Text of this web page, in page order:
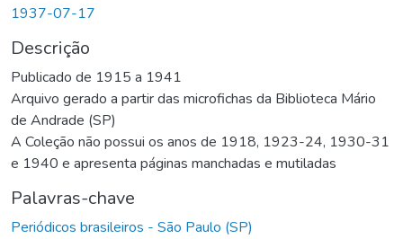
1937-07-17
Descrição
Publicado de 1915 a 1941
Arquivo gerado a partir das microfichas da Biblioteca Mário
de Andrade (SP)
A Coleção não possui os anos de 1918, 1923-24, 1930-31
e 1940 e apresenta páginas manchadas e mutiladas
Palavras-chave
Periódicos brasileiros - São Paulo (SP)